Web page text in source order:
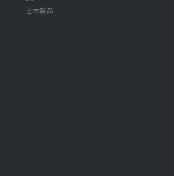
土木製品